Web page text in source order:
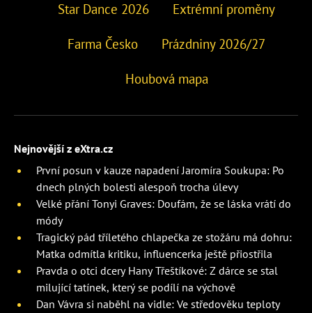
Star Dance 2026 Extrémní proměny
Farma Česko Prázdniny 2026/27
Houbová mapa
Nejnovější z eXtra.cz
První posun v kauze napadení Jaromíra Soukupa: Po
dnech plných bolesti alespoň trocha úlevy
Velké přání Tonyi Graves: Doufám, že se láska vrátí do
módy
Tragický pád tříletého chlapečka ze stožáru má dohru:
Matka odmítla kritiku, influencerka ještě přiostřila
Pravda o otci dcery Hany Třeštíkové: Z dárce se stal
milující tatínek, který se podílí na výchově
Dan Vávra si naběhl na vidle: Ve středověku teploty